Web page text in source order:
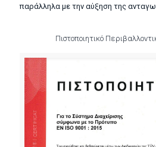
παράλληλα με την αύξηση της
Πιστοποιητικό